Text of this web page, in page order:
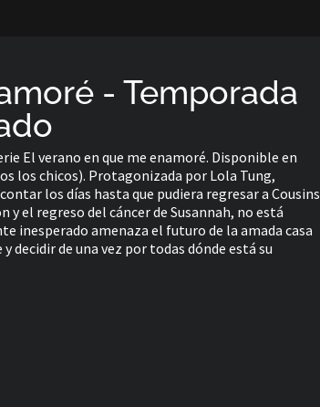
- Temporada
El verano en que me enamoré. Disponible en
los chicos). Protagonizada por Lola Tung,
los días hasta que pudiera regresar a Cousins
y el regreso del cáncer de Susannah, no está
inesperado amenaza el futuro de la amada casa
decidir de una vez por todas dónde está su